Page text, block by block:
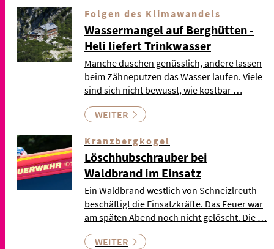
Folgen des Klimawandels
Wassermangel auf Berghütten -
Heli liefert Trinkwasser
Manche duschen genüsslich, andere lassen
beim Zähneputzen das Wasser laufen. Viele
sind sich nicht bewusst, wie kostbar …
WEITER
Kranzbergkogel
Löschhubschrauber bei
Waldbrand im Einsatz
Ein Waldbrand westlich von Schneizlreuth
beschäftigt die Einsatzkräfte. Das Feuer war
am späten Abend noch nicht gelöscht. Die …
WEITER